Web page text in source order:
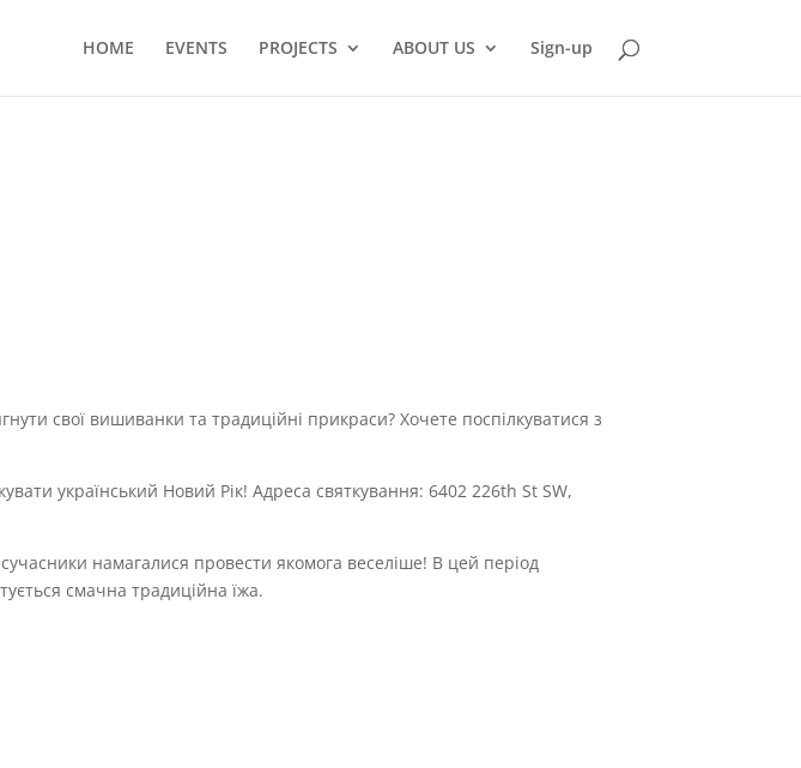
HOME EVENTS PROJECTS ABOUT US Sign-up
свої вишиванки та традиційні прикраси? Хочете поспілкуватися з
український Новий Pік! Адреса святкування: 6402 226th St SW,
намагалися провести якомога веселіше! В цей період
смачна традиційна їжа.